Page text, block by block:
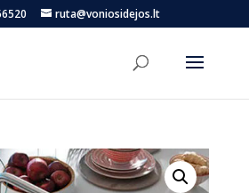
ruta@voniosidejos.lt